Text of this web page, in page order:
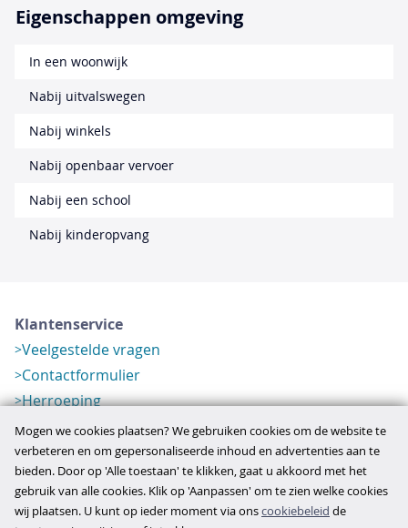
Eigenschappen omgeving
In een woonwijk
Nabij uitvalswegen
Nabij winkels
Nabij openbaar vervoer
Nabij een school
Nabij kinderopvang
Klantenservice
Veelgestelde vragen
Contactformulier
Herroeping
Over ons
Bedrijfsgegevens
Werkwijze
Overzichten
Mogen we cookies plaatsen? We gebruiken cookies om de website te
verbeteren en om gepersonaliseerde inhoud en advertenties aan te
bieden. Door op 'Alle toestaan' te klikken, gaat u akkoord met het
gebruik van alle cookies. Klik op 'Aanpassen' om te zien welke cookies
wij plaatsen. U kunt op ieder moment via onscookiebeleid de